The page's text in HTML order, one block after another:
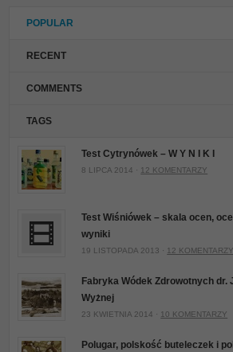
POPULAR
RECENT
COMMENTS
TAGS
Test Cytrynówek – W Y N I K I
8 LIPCA 2014 · 12 KOMENTARZY
Test Wiśniówek – skala ocen,
wyniki
19 LISTOPADA 2013 · 12 KOMENTARZY
Fabryka Wódek Zdrowotnych dr.
Wyżnej
23 KWIETNIA 2014 · 10 KOMENTARZY
Polugar, polskość buteleczek i